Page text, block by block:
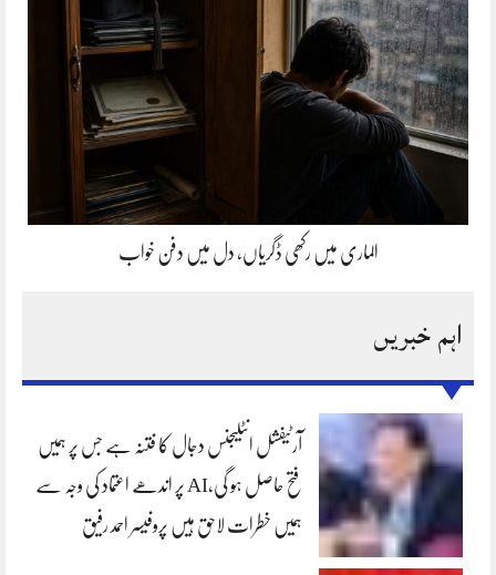
الماری میں رکھی ڈگریاں، دل میں دفن خواب
اہم خبریں
آرٹیفشل انٹلیجنس دجال کا فتنہ ہے جس پر ہمیں
فتح حاصل ہو گی،AI پر اندھے اعتماد کی وجہ سے
ہمیں خطرات لاحق ہیں پروفیسر احمد رفیق